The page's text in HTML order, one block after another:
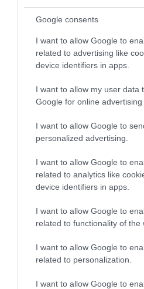
Google consents
I want to allow Google to
related to advertising like
device identifiers in apps.
I want to allow my user data
Google for online advertising
I want to allow Google to
personalized advertising.
I want to allow Google to
related to analytics like
device identifiers in apps.
I want to allow Google to
related to functionality of the
I want to allow Google to
related to personalization.
I want to allow Google to